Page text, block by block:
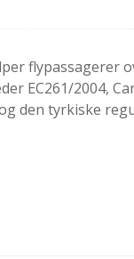
flypassagerer
EC261/2004,
den tyrkiske